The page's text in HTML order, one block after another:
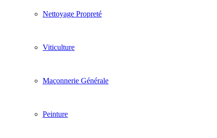
Nettoyage Propreté
Viticulture
Maçonnerie Générale
Peinture